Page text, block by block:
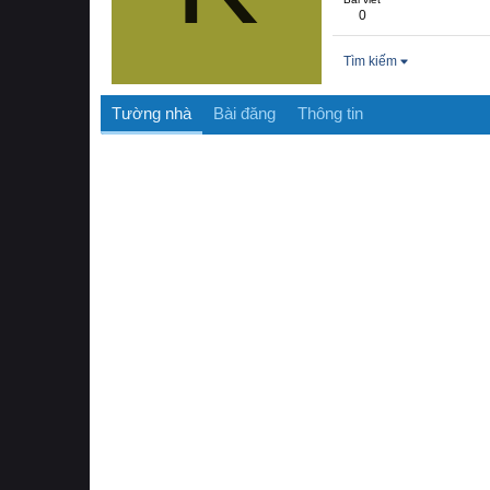
0
Tìm kiếm
Tường nhà Bài đăng Thông tin